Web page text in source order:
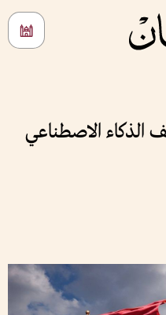
الذكاء الاصطناعي